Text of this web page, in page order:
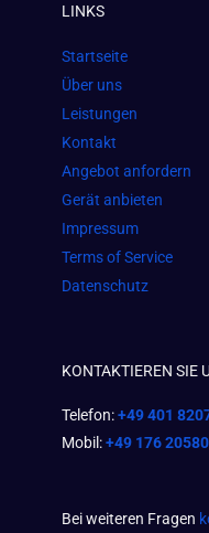
b
o
o
k
m
LINKS
Startseite
Über uns
Leistungen
Kontakt
Angebot anfordern
Gerät anbieten
Impressum
Terms of Service
Datenschutz
KONTAKTIEREN SIE
Telefon:+49 401
Mobil:+49 176
Bei weiteren Fragen